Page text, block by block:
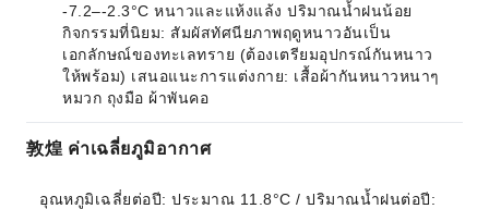
-7.2–-2.3°C หนาวและแห้งแล้ง ปริมาณน้ำฝนน้อย
กิจกรรมที่นิยม: สัมผัสทัศนียภาพฤดูหนาวอันเป็น
เอกลักษณ์ของทะเลทราย (ต้องเตรียมอุปกรณ์กันหนาว
ให้พร้อม) เสนอแนะการแต่งกาย: เสื้อผ้ากันหนาวหนาๆ
หมวก ถุงมือ ผ้าพันคอ
敦煌 ค่าเฉลี่ยภูมิอากาศ
อุณหภูมิเฉลี่ยต่อปี: ประมาณ 11.8°C / ปริมาณน้ำฝนต่อปี: